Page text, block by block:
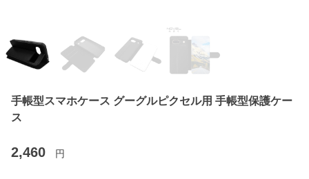
手帳型スマホケース グーグルピクセル用 手帳型保護ケー
ス
2,460 円